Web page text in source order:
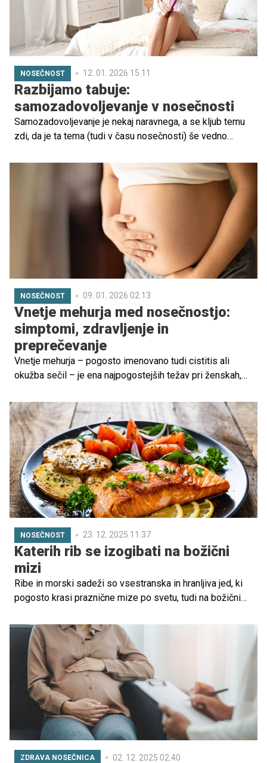
NOSEČNOST 12. 01. 2026 15.11
Razbijamo tabuje:
samozadovoljevanje v nosečnosti
Samozadovoljevanje je nekaj naravnega, a se kljub temu
zdi, da je ta tema (tudi v času nosečnosti) še vedno
obdobju samozadovoljevanje varno ali morebiti
predstavlja celo tveganje za njihovo zdravje in razvoj
otroka. Odgovor je preprost – samozadovoljevanje ni
škodljivo, vseeno pa obstajajo določeni zadržki v primeru,
ko je nosečnost visoko tvegana. Preverite, kdaj je
potrebna previdnost in kakšne so prednosti
samozadovoljevanja v tem obdobju.
NOSEČNOST 09. 01. 2026 02.13
Vnetje mehurja med nosečnostjo:
simptomi, zdravljenje in
preprečevanje
Vnetje mehurja – pogosto imenovano tudi cistitis ali
okužba sečil – je ena najpogostejših težav pri ženskah,
stanje običajno neboleče, med nosečnostjo zahteva
posebno pozornost, saj lahko vpliva tako na mater kot na
plod.
NOSEČNOST 23. 12. 2025 11.37
Katerih rib se izogibati na božični
mizi
Ribe in morski sadeži so vsestranska in hranljiva jed, ki
pogosto krasi praznične mize po svetu, tudi na božični
nosečnice. Nekatere vrste vsebujejo visoke ravni živega
srebra in drugih onesnaževal, ki lahko škodujejo razvoju
možganov in živčnega sistema najmlajših in nerojenih
otrok.
ZDRAVA NOSEČNICA 02. 12. 2025 02.40